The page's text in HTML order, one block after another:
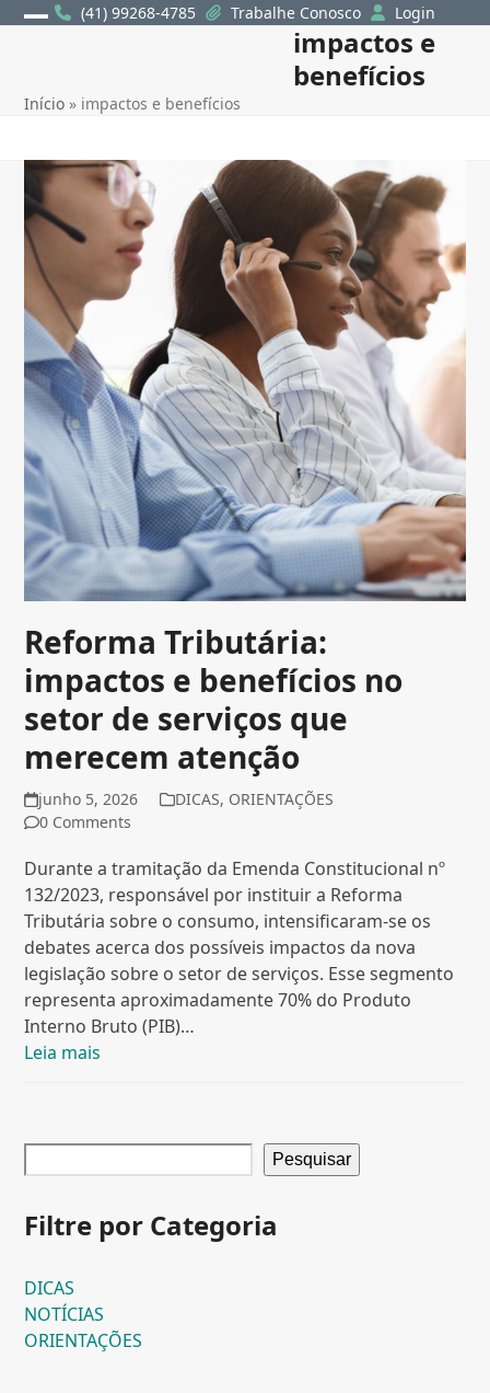
Skip
(41) 99268-4785 Trabalhe Conosco Login
menu
menu
impactos e
benefícios
Início » impactos e benefícios
Reforma Tributária:
impactos e benefícios no
setor de serviços que
merecem atenção
junho 5, 2026 DICAS, ORIENTAÇÕES
0 Comments
Durante a tramitação da Emenda Constitucional nº
132/2023, responsável por instituir a Reforma
Tributária sobre o consumo, intensificaram-se os
debates acerca dos possíveis impactos da nova
legislação sobre o setor de serviços. Esse segmento
representa aproximadamente 70% do Produto
Interno Bruto (PIB)…
Leia mais
Pesquisar
Filtre por Categoria
DICAS
NOTÍCIAS
ORIENTAÇÕES